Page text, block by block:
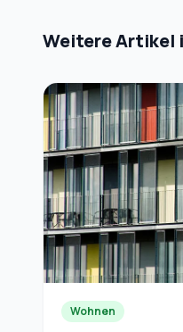
Weitere Artikel
Wohnen